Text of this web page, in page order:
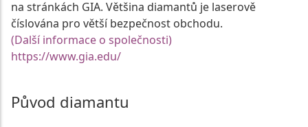
na stránkách GIA. Většina diamantů je laserově
číslována pro větší bezpečnost obchodu.
(Další informace o společnosti)
https://www.gia.edu/
Původ diamantu